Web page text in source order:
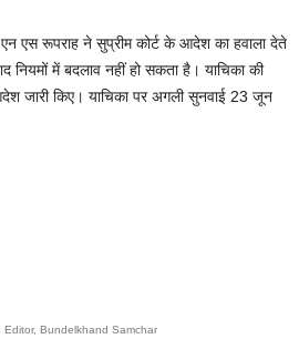
एस रूपराह ने सुप्रीम कोर्ट के आदेश का हवाला देते
नियमों में बदलाव नहीं हो सकता है। याचिका की
जारी किए। याचिका पर अगली सुनवाई 23 जून
Editor, Bundelkhand Samchar